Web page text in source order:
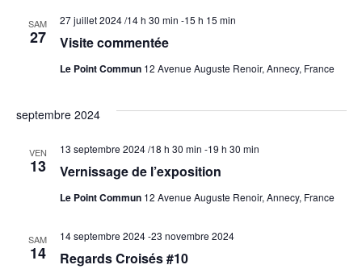
Infos pratiques
SAM
27 Visite commentée
27 juillet 2024 /14 h 30 min -15 h 15 min
Le Point Commun 12 Avenue Auguste Renoir, Annecy, France
septembre 2024
VEN
13 Vernissage de l’exposition
13 septembre 2024 /18 h 30 min -19 h 30 min
Le Point Commun 12 Avenue Auguste Renoir, Annecy, France
SAM
14 Regards Croisés #10
14 septembre 2024-23 novembre 2024